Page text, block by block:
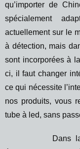
qu’importer de
spécialement
actuellement sur le
à détection, mais
sont incorporées à
ci, il faut changer
ce qui nécessite
nos produits, vous
tube à led, sans
Dans la